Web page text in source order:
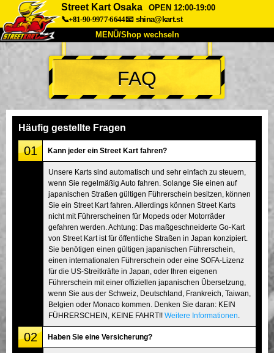
Street Kart Osaka
OPEN 12:00-19:00
📞+81-90-9977-6644📧 shina@kart.st
MENÜ/Shop wechseln
START
Über uns Spezifikationen Preise
Bewertungen
Unternehmen
Tokio Shinagawa Tokio Akihabara#1
Tokio Akihabara#2 Tokio Shibuya
Tokio Shibuya Annex Tokio Bucht
Tokio Asakusa Osaka
Okinawa
FAQ
Häufig gestellte Fragen
01 Kann jeder ein Street Kart fahren?
Unsere Karts sind automatisch und sehr einfach zu steuern,
wenn Sie regelmäßig Auto fahren. Solange Sie einen auf
japanischen Straßen gültigen Führerschein besitzen, können
Sie ein Street Kart fahren. Allerdings können Street Karts
nicht mit Führerscheinen für Mopeds oder Motorräder
gefahren werden. Achtung: Das maßgeschneiderte Go-Kart
von Street Kart ist für öffentliche Straßen in Japan konzipiert.
Sie benötigen einen gültigen japanischen Führerschein,
einen internationalen Führerschein oder eine SOFA-Lizenz
für die US-Streitkräfte in Japan, oder Ihren eigenen
Führerschein mit einer offiziellen japanischen Übersetzung,
wenn Sie aus der Schweiz, Deutschland, Frankreich, Taiwan,
Belgien oder Monaco kommen. Denken Sie daran: KEIN
FÜHRERSCHEIN, KEINE FAHRT!! Weitere Informationen
02 Haben Sie eine Versicherung?